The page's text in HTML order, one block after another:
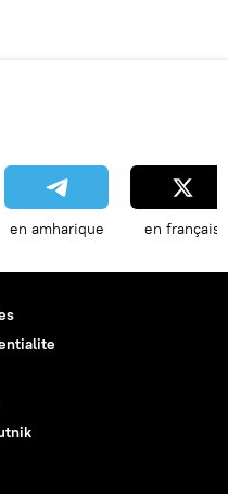
en amharique en français